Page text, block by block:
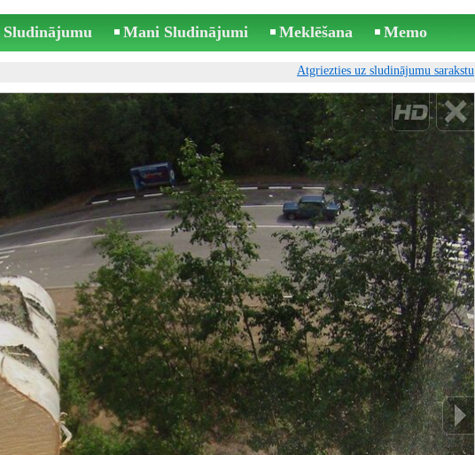
Sludinājumu Mani Sludinājumi Meklēšana Memo
Atgriezties uz sludinājumu sarakstu